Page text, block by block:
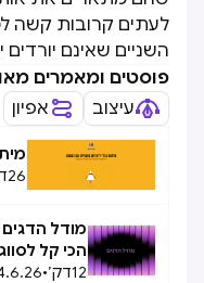
לעתים קרובות קשה
השניים שאינם
פוסטים ומאמרים
עיצוב
אפיון
26
מודל הדגים
הכי קל
12דק׳•